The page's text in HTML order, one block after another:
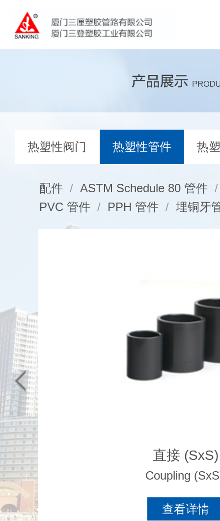
热塑性阀门 热塑性管件 热
配件 / ASTM Schedule 80 管件 /
PVC 管件 / PPH 管件 / 埋铜牙
直接 (SxS)
Coupling
查看详情